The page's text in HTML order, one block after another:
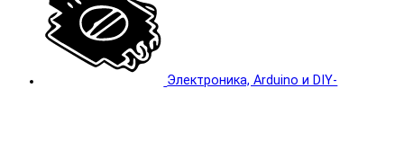
Электроника, Arduino и DIY-